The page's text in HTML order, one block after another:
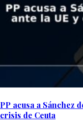
PP acusa a Sánchez
crisis de Ceuta